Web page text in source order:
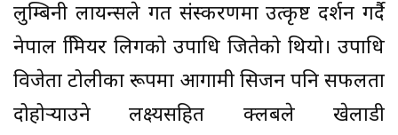
लुम्बिनी लायन्सले गत संस्करणमा उत्कृष्ट प्रदर्शन गर्दै
नेपाल प्रिमियर लिगको उपाधि जितेको थियो। उपाधि
विजेता टोलीका रूपमा आगामी सिजन पनि सफलता
दोहोर्‍याउने लक्ष्यसहित क्लबले खेलाडी